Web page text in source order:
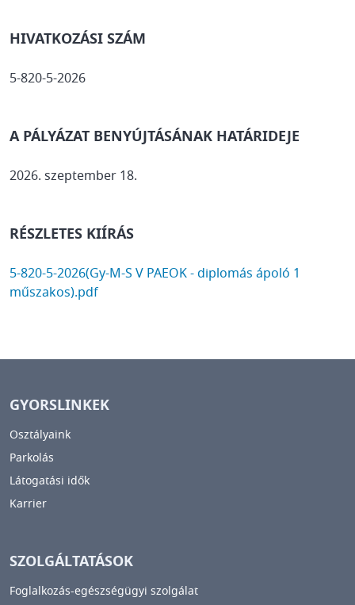
HIVATKOZÁSI SZÁM
5-820-5-2026
A PÁLYÁZAT BENYÚJTÁSÁNAK HATÁRIDEJE
2026. szeptember 18.
RÉSZLETES KIÍRÁS
DOCUMENT
5-820-5-2026(Gy-M-S V PAEOK - diplomás ápoló 1
műszakos).pdf
GYORSLINKEK
Osztályaink
Parkolás
Látogatási idők
Karrier
SZOLGÁLTATÁSOK
Foglalkozás-egészségügyi szolgálat